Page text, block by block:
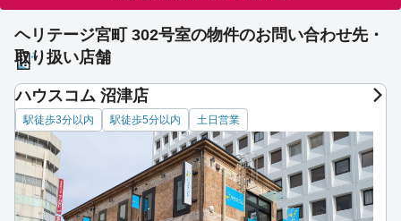
ヘリテージ宮町 302号室の物件のお問い合わせ先・
取り扱い店舗
ハウスコム 沼津店
駅徒歩3分以内 駅徒歩5分以内 土日営業